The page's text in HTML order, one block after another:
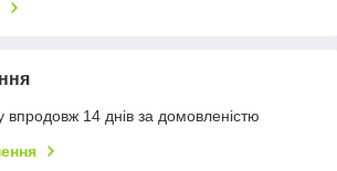
впродовж 14 днів за домовленістю